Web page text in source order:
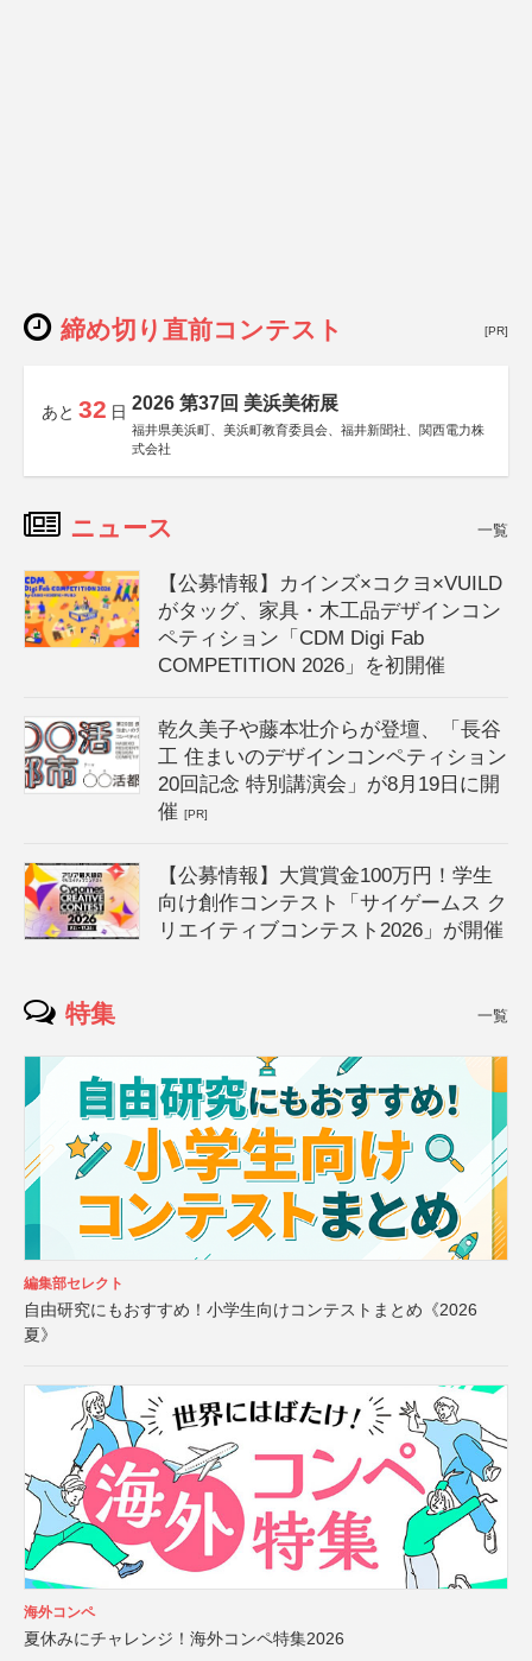
締め切り直前コンテスト [PR]
あと 32 日 2026 第37回 美浜美術展
福井県美浜町、美浜町教育委員会、福井新聞社、関西電力株
式会社
ニュース 一覧
【公募情報】カインズ×コクヨ×VUILD
がタッグ、家具・木工品デザインコン
ペティション「CDM Digi Fab
COMPETITION 2026」を初開催
乾久美子や藤本壮介らが登壇、「長谷
工 住まいのデザインコンペティション
20回記念 特別講演会」が8月19日に開
催[PR]
【公募情報】大賞賞金100万円！学生
向け創作コンテスト「サイゲームス ク
リエイティブコンテスト2026」が開催
特集 一覧
編集部セレクト
自由研究にもおすすめ！小学生向けコンテストまとめ《2026
夏》
海外コンペ
夏休みにチャレンジ！海外コンペ特集2026